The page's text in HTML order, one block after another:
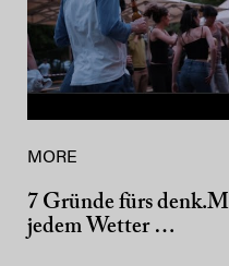
MORE
7 Gründe fürs
jedem Wetter …